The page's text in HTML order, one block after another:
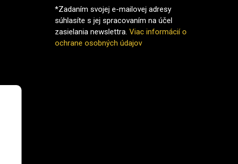
*Zadaním svojej e-mailovej adresy
súhlasíte s jej spracovaním na účel
zasielania newslettra. Viac informácií o
ochrane osobných údajov